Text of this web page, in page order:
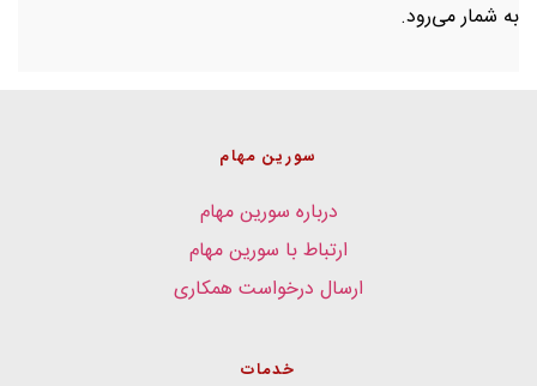
به شمار می‌رود.
سورین مهام
درباره سورین مهام
ارتباط با سورین مهام
ارسال درخواست همکاری
خدمات